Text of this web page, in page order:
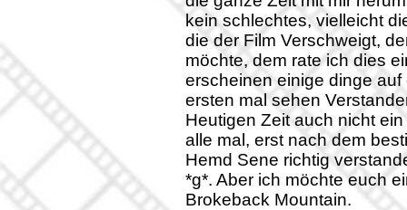
kein schlechtes, vielleicht
die der Film Verschweigt,
möchte, dem rate ich dies
erscheinen einige dinge
ersten mal sehen
Heutigen Zeit auch nicht
alle mal, erst nach dem
Hemd Sene richtig
*g*. Aber ich möchte euch
Brokeback Mountain.